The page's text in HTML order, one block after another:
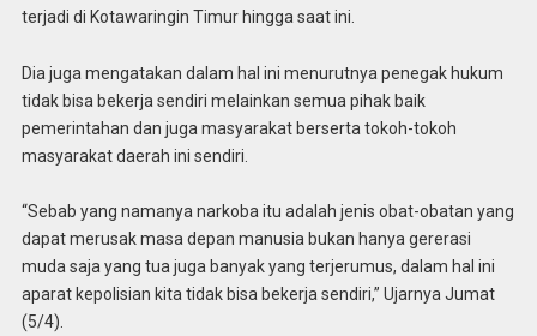
terjadi di Kotawaringin Timur hingga saat ini.
Dia juga mengatakan dalam hal ini menurutnya penegak hukum
tidak bisa bekerja sendiri melainkan semua pihak baik
pemerintahan dan juga masyarakat berserta tokoh-tokoh
masyarakat daerah ini sendiri.
“Sebab yang namanya narkoba itu adalah jenis obat-obatan yang
dapat merusak masa depan manusia bukan hanya gererasi
muda saja yang tua juga banyak yang terjerumus, dalam hal ini
aparat kepolisian kita tidak bisa bekerja sendiri,” Ujarnya Jumat
(5/4).